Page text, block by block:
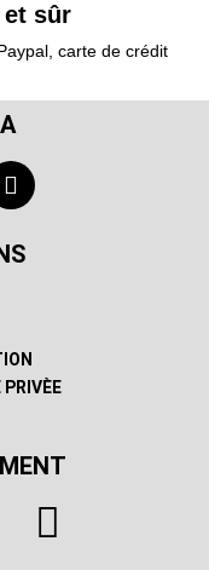
et sûr
carte de crédit
PRIVÈE